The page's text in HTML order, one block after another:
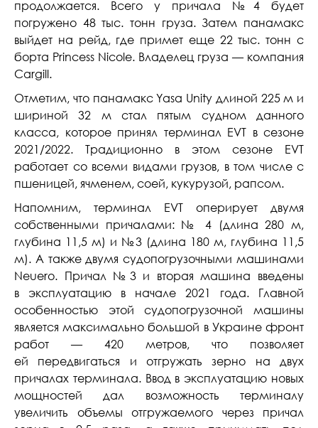
продолжается. Всего у причала №4 будет
погружено 48 тыс. тонн груза. Затем панамакс
выйдет на рейд, где примет еще 22 тыс. тонн с
борта Princess Nicole. Владелец груза — компания
Cargill.
Отметим, что панамакс Yasa Unity длиной 225 м и
шириной 32 м стал пятым судном данного
класса, которое принял терминал EVT в сезоне
2021/2022. Традиционно в этом сезоне EVT
работает со всеми видами грузов, в том числе с
пшеницей, ячменем, соей, кукурузой, рапсом.
Напомним, терминал EVT оперирует двумя
собственными причалами: № 4 (длина 280 м,
глубина 11,5 м) и №3 (длина 180 м, глубина 11,5
м). А также двумя судопогрузочными машинами
Neuero. Причал №3 и вторая машина введены
в эксплуатацию в начале 2021 года. Главной
особенностью этой судопогрузочной машины
является максимально большой в Украине фронт
работ — 420 метров, что позволяет
ей передвигаться и отгружать зерно на двух
причалах терминала. Ввод в эксплуатацию новых
мощностей дал возможность терминалу
увеличить объемы отгружаемого через причал